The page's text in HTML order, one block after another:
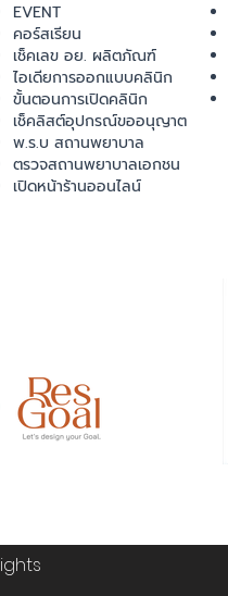
EVENT
คอร์สเรียน
เช็คเลข อย. ผลิตภัณฑ์
ไอเดียการออกแบบคลินิก
ขั้นตอนการเปิดคลินิก
เช็คลิสต์อุปกรณ์ขออนุญาต
พ.ร.บ สถานพยาบาล
ตรวจสถานพยาบาลเอกชน
เปิดหน้าร้านออนไลน์